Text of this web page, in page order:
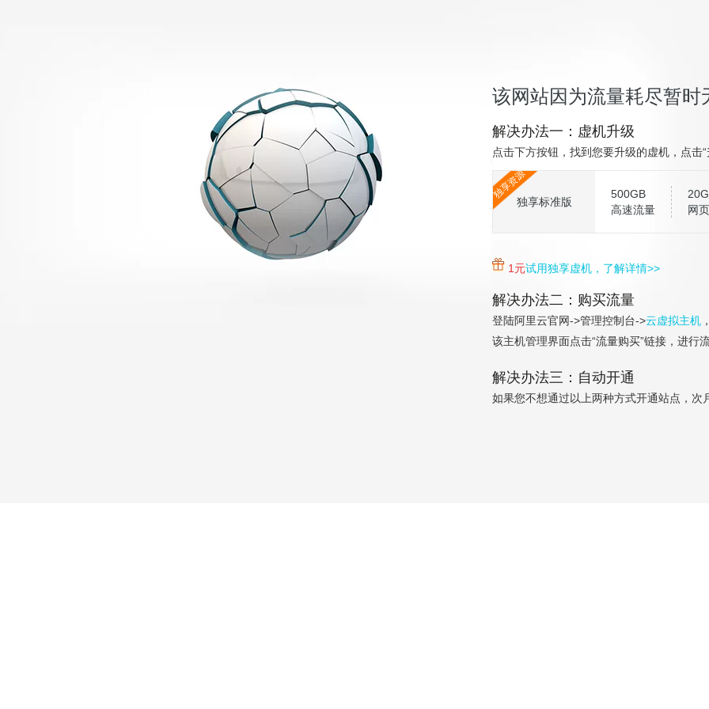
该网站因为流量耗尽暂时
解决办法一：虚机升级
点击下方按钮，找到您要升级的虚机，点击
独享资源
独享标准版
500GB
高速流量
网
1元试用独享虚机，了解详情>>
解决办法二：购买流量
登陆阿里云官网->管理控制台->云虚拟主机
该主机管理界面点击“流量购买”链接，进行
解决办法三：自动开通
如果您不想通过以上两种方式开通站点，次